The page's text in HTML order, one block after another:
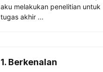
aku melakukan penelitian untuk
tugas akhir ...
1. Berkenalan